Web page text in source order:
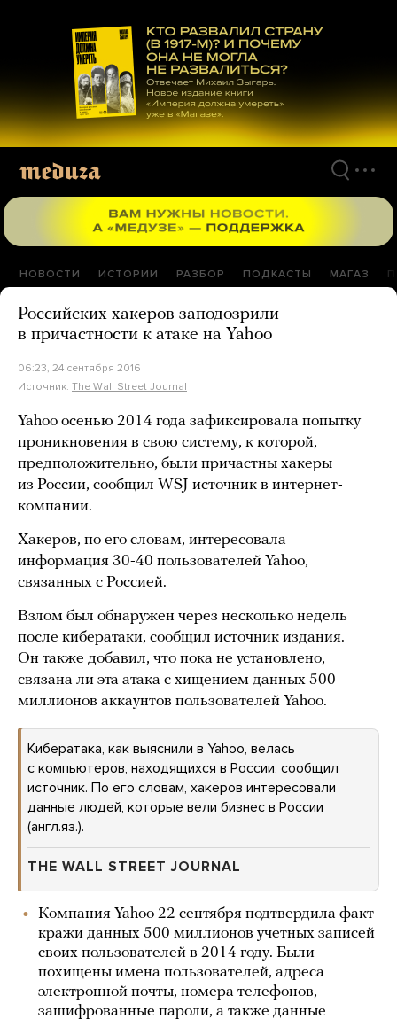
материалам
НОВОСТИ ИСТОРИИ РАЗБОР ПОДКАСТЫ МАГАЗ
Российских хакеров заподозрили
в причастности к атаке на Yahoo
06:23, 24 сентября 2016
Источник: The Wall Street Journal
Yahoo осенью 2014 года зафиксировала попытку
проникновения в свою систему, к которой,
предположительно, были причастны хакеры
из России, сообщил WSJ источник в интернет-
компании.
Хакеров, по его словам, интересовала
информация 30-40 пользователей Yahoo,
связанных с Россией.
Взлом был обнаружен через несколько недель
после кибератаки, сообщил источник издания.
Он также добавил, что пока не установлено,
связана ли эта атака с хищением данных 500
миллионов аккаунтов пользователей Yahoo.
Кибератака, как выяснили в Yahoo, велась
с компьютеров, находящихся в России, сообщил
источник. По его словам, хакеров интересовали
данные людей, которые вели бизнес в России
(англ.яз.).
THE WALL STREET JOURNAL
Компания Yahoo 22 сентября подтвердила факт
кражи данных 500 миллионов учетных записей
своих пользователей в 2014 году. Были
похищены имена пользователей, адреса
электронной почты, номера телефонов,
зашифрованные пароли, а также данные